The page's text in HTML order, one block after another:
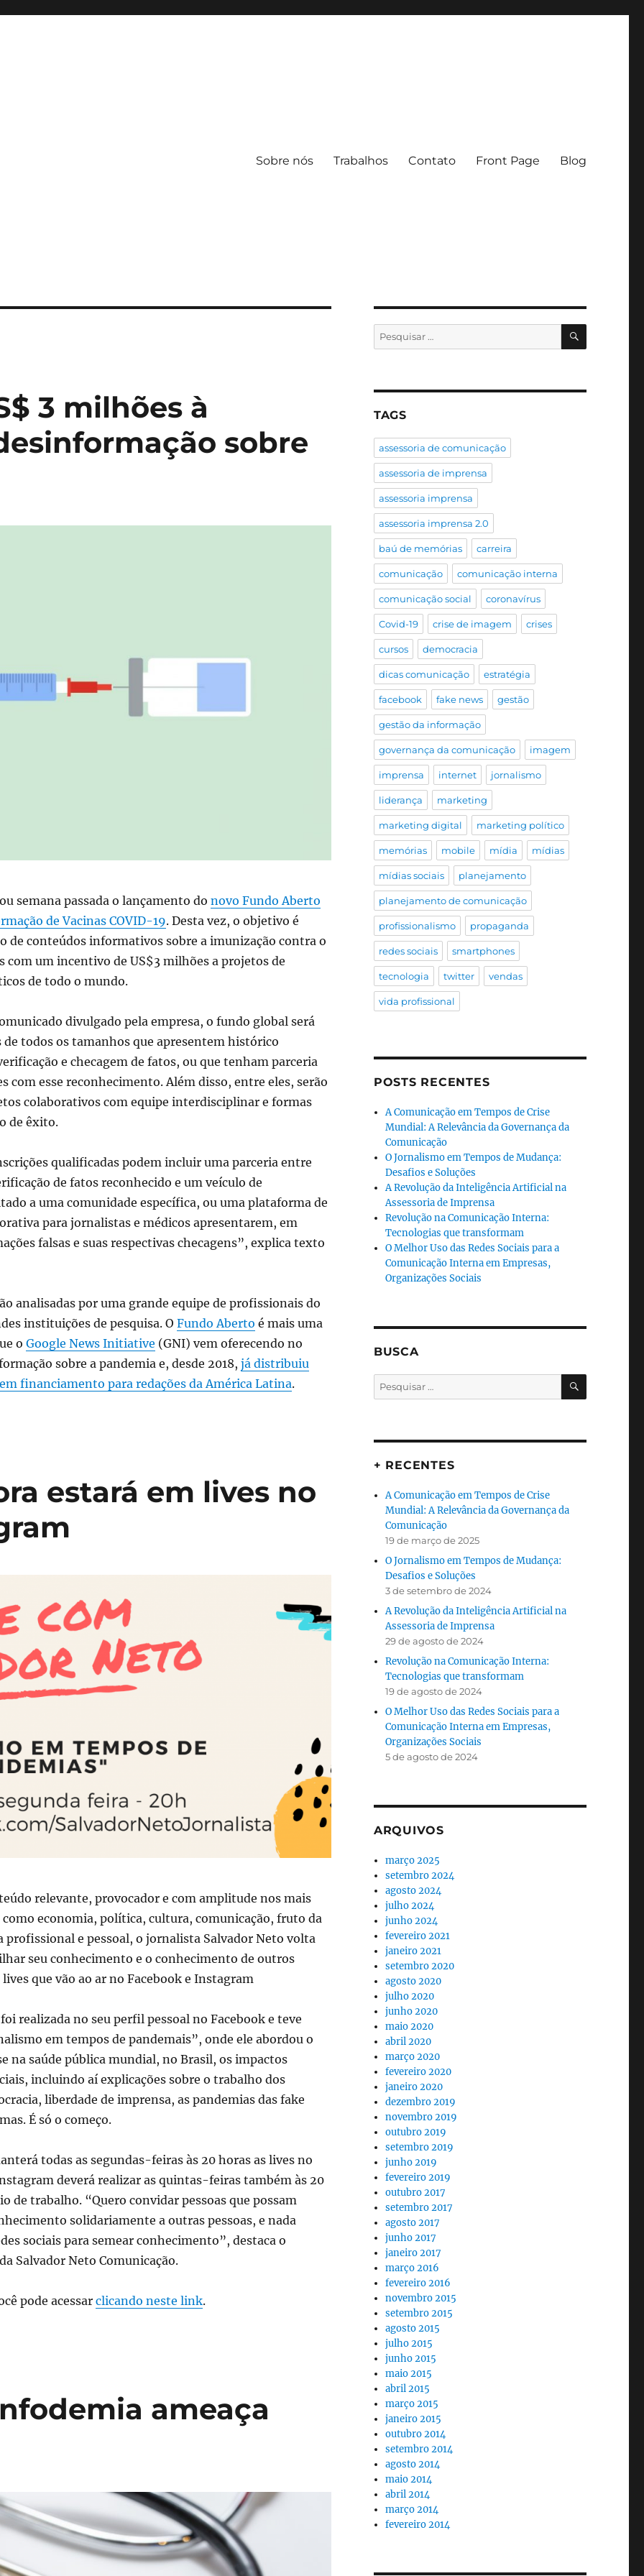
Sobre nós Trabalhos Contato Front Page Blog
3 milhões à
sobre
semana passada o lançamento do novo Fundo Aberto
de Vacinas COVID-19. Desta vez, o objetivo é
de conteúdos informativos sobre a imunização contra o
com um incentivo de US$3 milhões a projetos de
de todo o mundo.
divulgado pela empresa, o fundo global será
de todos os tamanhos que apresentem histórico
e checagem de fatos, ou que tenham parceria
com esse reconhecimento. Além disso, entre eles, serão
colaborativos com equipe interdisciplinar e formas
de êxito.
qualificadas podem incluir uma parceria entre
de fatos reconhecido e um veículo de
a uma comunidade específica, ou uma plataforma de
para jornalistas e médicos apresentarem, em
falsas e suas respectivas checagens”, explica texto
analisadas por uma grande equipe de profissionais do
instituições de pesquisa. O Fundo Aberto é mais uma
o Google News Initiative (GNI) vem oferecendo no
sobre a pandemia e, desde 2018, já distribuiu
financiamento para redações da América Latina.
estará em lives no
relevante, provocador e com amplitude nos mais
como economia, política, cultura, comunicação, fruto da
profissional e pessoal, o jornalista Salvador Neto volta
seu conhecimento e o conhecimento de outros
que vão ao ar no Facebook e Instagram
realizada no seu perfil pessoal no Facebook e teve
em tempos de pandemais”, onde ele abordou o
na saúde pública mundial, no Brasil, os impactos
incluindo aí explicações sobre o trabalho dos
liberdade de imprensa, as pandemias das fake
É só o começo.
todas as segundas-feiras às 20 horas as lives no
deverá realizar as quintas-feiras também às 20
de trabalho. “Quero convidar pessoas que possam
solidariamente a outras pessoas, e nada
sociais para semear conhecimento”, destaca o
Salvador Neto Comunicação.
pode acessarclicando neste link.
ameaça
Pesquisar
por:
TAGS
assessoria de comunicação
assessoria de imprensa
assessoria imprensa
assessoria imprensa 2.0
baú de memórias carreira
comunicação comunicação interna
comunicação social coronavírus
Covid-19 crise de imagem crises
cursos democracia
dicas comunicação estratégia
facebook fake news gestão
gestão da informação
governança da comunicação imagem
imprensa internet jornalismo
liderança marketing
marketing digital marketing político
memórias mobile mídia mídias
mídias sociais planejamento
planejamento de comunicação
profissionalismo propaganda
redes sociais smartphones
tecnologia twitter vendas
vida profissional
POSTS RECENTES
A Comunicação em Tempos de Crise
Mundial: A Relevância da Governança da
Comunicação
O Jornalismo em Tempos de Mudança:
Desafios e Soluções
A Revolução da Inteligência Artificial na
Assessoria de Imprensa
Revolução na Comunicação Interna:
Tecnologias que transformam
O Melhor Uso das Redes Sociais para a
Comunicação Interna em Empresas,
Organizações Sociais
BUSCA
Pesquisar
por:
+ RECENTES
A Comunicação em Tempos de Crise
Mundial: A Relevância da Governança da
Comunicação
19 de março de 2025
O Jornalismo em Tempos de Mudança:
Desafios e Soluções
3 de setembro de 2024
A Revolução da Inteligência Artificial na
Assessoria de Imprensa
29 de agosto de 2024
Revolução na Comunicação Interna:
Tecnologias que transformam
19 de agosto de 2024
O Melhor Uso das Redes Sociais para a
Comunicação Interna em Empresas,
Organizações Sociais
5 de agosto de 2024
ARQUIVOS
março 2025
setembro 2024
agosto 2024
julho 2024
junho 2024
fevereiro 2021
janeiro 2021
setembro 2020
agosto 2020
julho 2020
junho 2020
maio 2020
abril 2020
março 2020
fevereiro 2020
janeiro 2020
dezembro 2019
novembro 2019
outubro 2019
setembro 2019
junho 2019
fevereiro 2019
outubro 2017
setembro 2017
agosto 2017
junho 2017
janeiro 2017
março 2016
fevereiro 2016
novembro 2015
setembro 2015
agosto 2015
julho 2015
junho 2015
maio 2015
abril 2015
março 2015
janeiro 2015
outubro 2014
setembro 2014
agosto 2014
maio 2014
abril 2014
março 2014
fevereiro 2014